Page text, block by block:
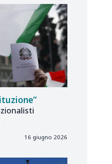
16 giugno 2026